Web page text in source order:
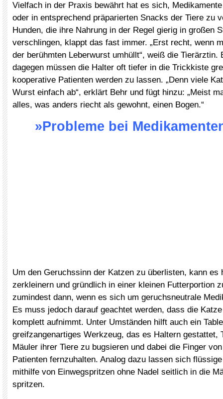
Vielfach in der Praxis bewährt hat es sich,
oder in entsprechend präparierten Snacks der Tiere zu
Hunden, die ihre Nahrung in der Regel gierig in großen
verschlingen, klappt das fast immer. „Erst recht, wenn
der berühmten Leberwurst umhüllt“, weiß die Tierärztin.
dagegen müssen die Halter oft tiefer in die Trickkiste
kooperative Patienten werden zu lassen. „Denn viele
Wurst einfach ab“, erklärt Behr und fügt hinzu: „Meist
alles, was anders riecht als gewohnt, einen Bogen.“
»Probleme bei
Um den Geruchssinn der Katzen zu überlisten, kann es
zerkleinern und gründlich in einer kleinen Futterportion
zumindest dann, wenn es sich um geruchsneutrale
Es muss jedoch darauf geachtet werden, dass die
komplett aufnimmt. Unter Umständen hilft auch ein
greifzangenartiges Werkzeug, das es Haltern gestattet,
Mäuler ihrer Tiere zu bugsieren und dabei die Finger
Patienten fernzuhalten. Analog dazu lassen sich
mithilfe von Einwegspritzen ohne Nadel seitlich in die
spritzen.